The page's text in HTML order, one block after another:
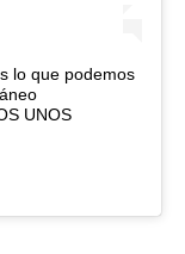
lo que podemos
UNOS
Aronsson | Actress